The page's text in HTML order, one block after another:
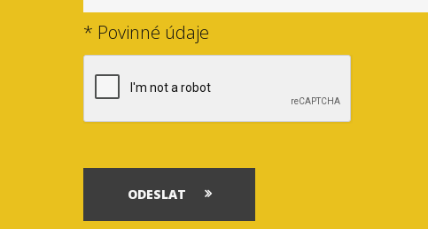
* Povinné údaje
ODESLAT